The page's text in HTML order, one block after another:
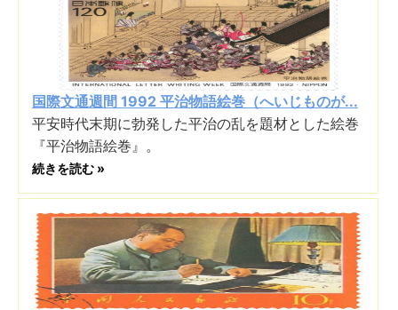
国際文通週間 1992 平治物語絵巻（へいじものが...
平安時代末期に勃発した平治の乱を題材とした絵巻
『平治物語絵巻』。
続きを読む »